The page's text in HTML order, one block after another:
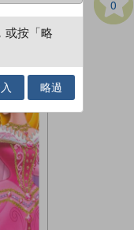
0
或按「略
略過